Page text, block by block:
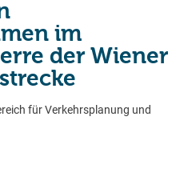
im
der Wiener
für Verkehrsplanung und